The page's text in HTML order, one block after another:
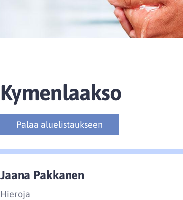
Kymenlaakso
Palaa aluelistaukseen
Jaana Pakkanen
Hieroja